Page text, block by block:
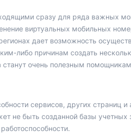
сразу для ряда важных
виртуальных мобильных
дает возможность
либо причинам создать
станут очень полезным
сервисов, других страниц
не быть созданной базы учетных